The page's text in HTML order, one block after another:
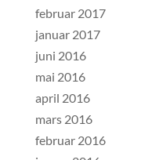
februar 2017
januar 2017
juni 2016
mai 2016
april 2016
mars 2016
februar 2016